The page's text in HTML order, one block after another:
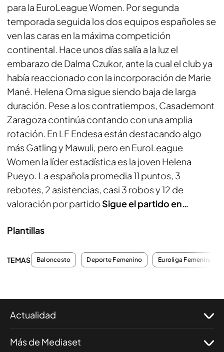
para la EuroLeague Women. Por segunda
temporada seguida los dos equipos españoles se
ven las caras en la máxima competición
continental. Hace unos días salía a la luz el
embarazo de Dalma Czukor, ante la cual el club ya
había reaccionado con la incorporación de Marie
Mané. Helena Oma sigue siendo baja de larga
duración. Pese a los contratiempos, Casademont
Zaragoza continúa contando con una amplia
rotación. En LF Endesa están destacando algo
más Gatling y Mawuli, pero en EuroLeague
Women la líder estadística es la joven Helena
Pueyo. La española promedia 11 puntos, 3
rebotes, 2 asistencias, casi 3 robos y 12 de
valoración por partido Sigue el partido en…
Plantillas
TEMAS Baloncesto Deporte Femenino Euroliga Femenina
Actualidad
Más de Mediaset